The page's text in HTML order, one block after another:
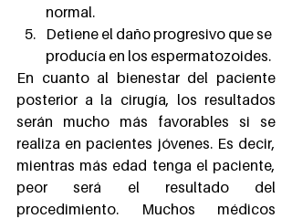
normal.
Detiene el daño progresivo que se
producía en los espermatozoides.
En cuanto al bienestar del paciente
posterior a la cirugía, los resultados
serán mucho más favorables si se
realiza en pacientes jóvenes. Es decir,
mientras más edad tenga el paciente,
peor será el resultado del
procedimiento. Muchos médicos